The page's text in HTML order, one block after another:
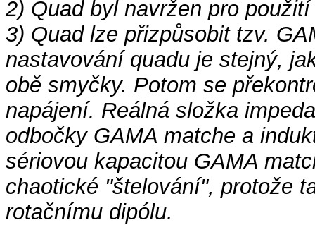
2) Quad byl navržen pro
3) Quad lze přizpůsobit tzv.
nastavování quadu je stejný,
obě smyčky. Potom se
napájení. Reálná složka
odbočky GAMA matche a
sériovou kapacitou GAMA
chaotické "štelování", protože
rotačnímu dipólu.